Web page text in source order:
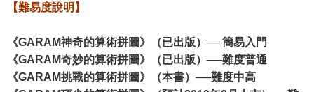
【難易度說明】
《GARAM神奇的算術拼圖》（已出版）──簡易入門
《GARAM奇妙的算術拼圖》（已出版）──難度普通
《GARAM挑戰的算術拼圖》（本書）──難度中高